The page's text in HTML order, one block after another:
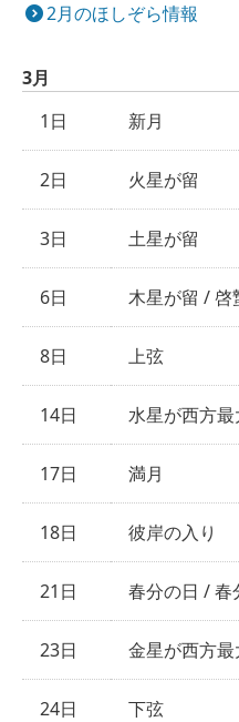
2月のほしぞら情報
3月
1日
新月
2日 火星が留
3日 土星が留
6日 木星が留 / 啓
8日 上弦
14日 水星が西方最
17日 満月
18日 彼岸の入り
21日 春分の日 / 春
23日 金星が西方最
24日 下弦